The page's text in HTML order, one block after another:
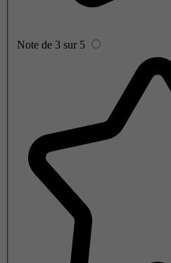
Note de 3 sur 5